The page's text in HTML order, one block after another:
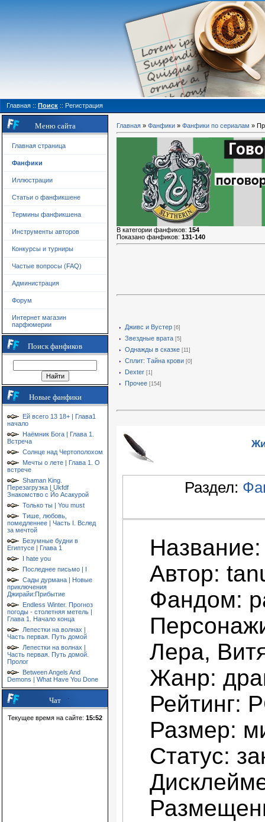
Главная :: Поиск :: Регистрация
Меню сайта
Главная страница
Фанфики
Иллюстрации
Статьи о фанфикшене
Термины фанфикшена
Инструменты авторов
Конкурсы и турниры
Частые вопросы (FAQ)
Администрация
Форум
Интернет магазин
парфюмерии
Поиск фанфиков
Новые фанфики
Ей всего 13 18+ | Глава1
начало
Наёмник Бога | Глава 1.
Встреча
Солнце над Чертополохом
Мечты о лете | Глава 1. О
встрече
Shaman King.
Перезагрузка | Ukfdf
Знакомство с Йо Асакурой
Только ты | You must
Тише, любовь,
помедленнее | Часть I. Вслед
за мечтой
Безумные будни в
Египтусе | Глава 1
I hate you
Последнее письмо | I
Сады дурмана | Новые
приключения
Джирайи:Прибытие
Endless Winter. Прогноз
погоды - столетняя метель |
Глава 1. Начало конца
Лепестки на волнах |
Часть первая. Путь домой
Лепестки на волнах |
Часть первая. Путь домой.
Пролог
Between Angels And
Demons | What Have You Done
Чат
Текущее время на сайте: 15:52
Главная » Фанфики » Фанфики по сериалам »
В категории фанфиков: 154
Показано фанфиков: 131-140
Дживс и Вустер [6]
Звездные врата [5]
Однажды в сказке [11]
Сплит: Тайна крови [0]
Dexter [1]
Прочее [154]
Раздел:
Автор:
Фандом:
Лера,
Жанр:
Рейтинг:
Размер:
Статус: